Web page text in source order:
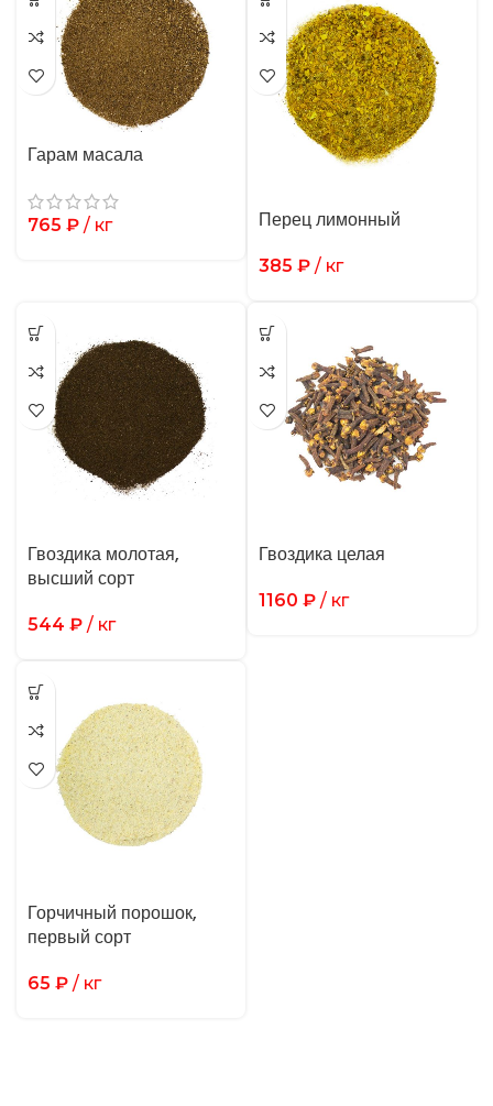
Гарам масала
765 ₽ / кг Перец лимонный
385 ₽ / кг
Гвоздика молотая,
высший сорт
544 ₽ / кг
Гвоздика целая
1160 ₽ / кг
Горчичный порошок,
первый сорт
65 ₽ / кг